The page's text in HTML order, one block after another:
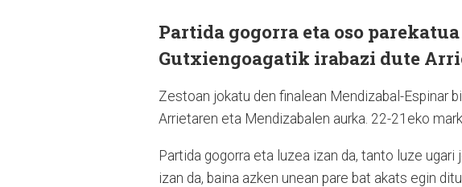
Partida gogorra eta oso
Gutxiengoagatik irabazi dute
Zestoan jokatu den finalean Mendizabal-Espinar
Arrietaren eta Mendizabalen aurka. 22-21eko
Partida gogorra eta luzea izan da, tanto luze
izan da, baina azken unean pare bat akats egin